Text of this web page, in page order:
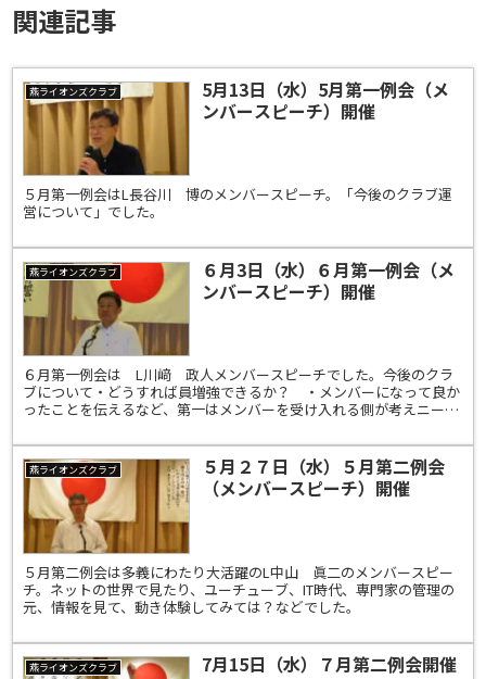
関連記事
燕ライオンズクラブ
5月13日（水）5月第一例会（メ
ンバースピーチ）開催
５月第一例会はL長谷川 博のメンバースピーチ。「今後のクラブ運
営について」でした。
燕ライオンズクラブ
６月3日（水）６月第一例会（メ
ンバースピーチ）開催
６月第一例会は L川﨑 政人メンバースピーチでした。今後のクラ
ブについて・どうすれば員増強できるか？ ・メンバーになって良か
ったことを伝えるなど、第一はメンバーを受け入れる側が考えニーズ
燕ライオンズクラブ
５月２７日（水）５月第二例会
（メンバースピーチ）開催
５月第二例会は多義にわたり大活躍のL中山 眞二のメンバースピー
チ。ネットの世界で見たり、ユーチューブ、IT時代、専門家の管理の
元、情報を見て、動き体験してみては？などでした。
燕ライオンズクラブ 7月15日（水）７月第二例会開催